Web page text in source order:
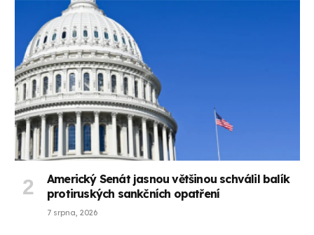
Americký Senát jasnou většinou schválil balík
protiruských sankčních opatření
7 srpna, 2026